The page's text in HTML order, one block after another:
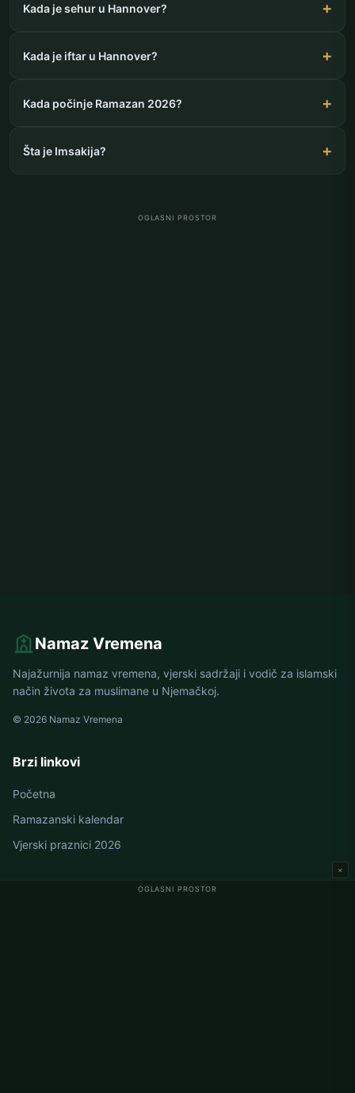
Kada je sehur u Hannover?
Kada je iftar u Hannover?
Kada počinje Ramazan 2026?
Šta je Imsakija?
OGLASNI PROSTOR
OGLASNI PROSTOR
×
Namaz Vremena
Najažurnija namaz vremena, vjerski sadržaji i vodič za islamski
način života za muslimane u Njemačkoj.
© 2026 Namaz Vremena
Brzi linkovi
Početna
Ramazanski kalendar
Vjerski praznici 2026
Namaz vremena u Njemačkoj